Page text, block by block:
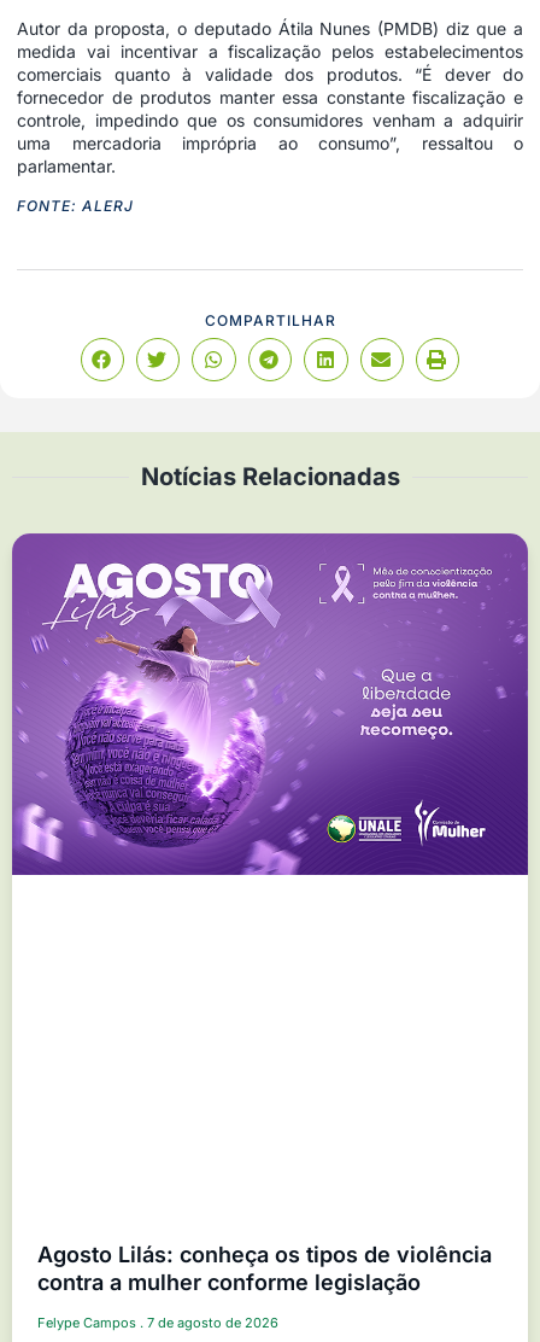
Autor da proposta, o deputado Átila Nunes (PMDB) diz que a
medida vai incentivar a fiscalização pelos estabelecimentos
comerciais quanto à validade dos produtos. “É dever do
fornecedor de produtos manter essa constante fiscalização e
controle, impedindo que os consumidores venham a adquirir
uma mercadoria imprópria ao consumo”, ressaltou o
parlamentar.
FONTE: ALERJ
COMPARTILHAR
Notícias Relacionadas
Agosto Lilás: conheça os tipos de violência
contra a mulher conforme legislação
Felype Campos 7 de agosto de 2026